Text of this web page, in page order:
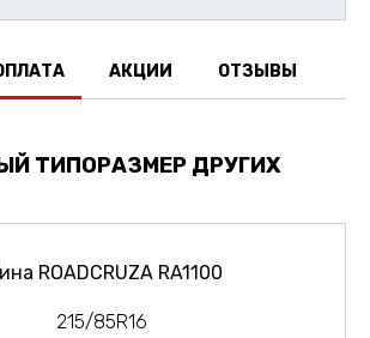
АКЦИИ ОТЗЫВЫ
ТИПОРАЗМЕР ДРУГИХ
ROADCRUZA RA1100
215/85R16